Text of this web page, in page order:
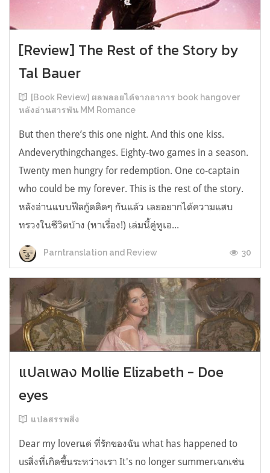
[Review] The Rest of the Story by
Tal Bauer
[Book Review] ผลพลอยได้จากอาการ book hangover
หลังอ่านสารพัน MM Romance
But then there’s this one night. And this one kiss.
Andeverythingchanges. Eighty-two games in a season.
Twenty men hungry for redemption. One co-captain
who could be my forever. This is the rest of the story.
หลังอ่านแบบฟีลกู้ดติดๆ กันแล้ว เลยอยากได้ความแสบ
ทรวงในชีวิตบ้าง (หาเรื่อง!) เล่มนี้คู่หูเอ...
Parntranslation and Review 30
แปลเพลง Mollie Elizabeth - Doe
eyes
แปลสรรพสิ่ง
Dear my loverแด่ ที่รักของฉัน what has happened to
usสิ่งที่เกิดขึ้นระหว่างเรา It's no longer summerเฉกเช่น